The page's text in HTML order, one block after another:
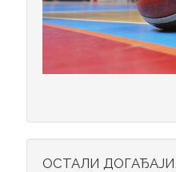
ОСТАЛИ